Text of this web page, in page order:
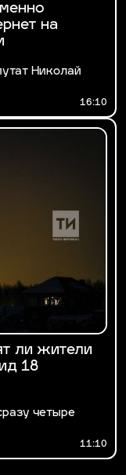
на
Николай
16:10
ли жители
18
четыре
11:10